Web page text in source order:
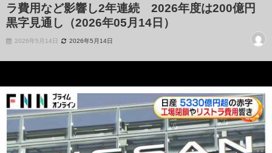
ラ費用など影響し2年連続 2026年度は200億円
黒字見通し（2026年05月14日）
2026年5月14日 2026年5月14日